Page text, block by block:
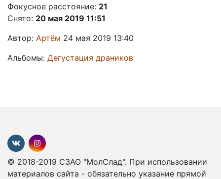
Фокусное расстояние: 21
Снято: 20 мая 2019 11:51
Автор: Артём 24 мая 2019 13:40
Альбомы: Дегустация драников
© 2018-2019 СЗАО "МолСлад". При использовании
материалов сайта - обязательно указание прямой